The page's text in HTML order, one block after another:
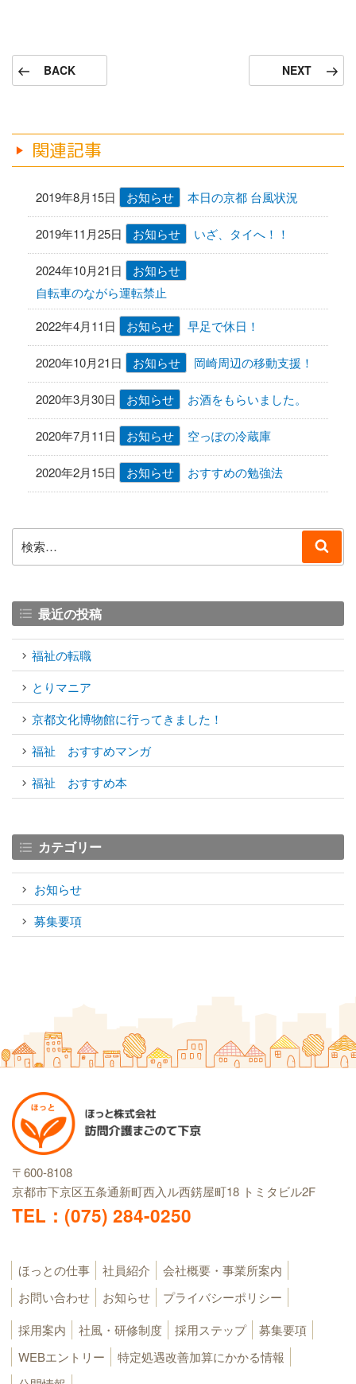
e
b
o
k
er
投
稿
ゲ
ー
ョ
前
の
BACK
の
NEXT
関連記事
2019年8月15日 お知らせ 本日の京都 台風状況
2019年11月25日 お知らせ いざ、タイへ！！
2024年10月21日
お知らせ
自転車のながら運転禁止
2022年4月11日
お知らせ 早足で休日！
2020年10月21日 お知らせ 岡崎周辺の移動支援！
2020年3月30日 お知らせ お酒をもらいました。
2020年7月11日 お知らせ 空っぽの冷蔵庫
2020年2月15日 お知らせ おすすめの勉強法
索:
索
最近の投稿
福祉の転職
とりマニア
京都文化博物館に行ってきました！
福祉 おすすめマンガ
福祉 おすすめ本
カテゴリー
お知らせ
募集要項
〒600-8108
京都市下京区五条通新町西入ル西錺屋町18 トミタビル2F
TEL：(075) 284-0250
ほっとの仕事 社員紹介
会社概要・事業所案内
お問い合わせ
お知らせ
プライバシーポリシー
採用案内
社風・研修制度 採用ステップ
募集要項
WEBエントリー
特定処遇改善加算にかかる情報